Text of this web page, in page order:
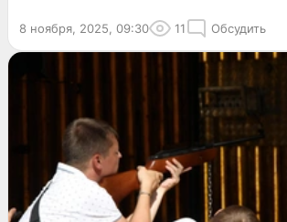
8 ноября, 2025, 09:30 11 Обсудить